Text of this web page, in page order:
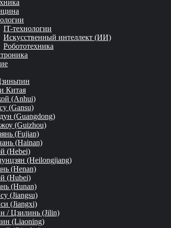
IT-технологии
Искусственный интеллект (ИИ)
Робототехника
Китая
(Anhui)
(Gansu)
(Guangdong)
(Guizhou)
(Fujian)
(Hainan)
(Hebei)
(Heilongjiang)
(Henan)
(Hubei)
(Hunan)
(Jiangsu)
(Jiangxi)
/ Цзилинь (Jilin)
(Liaoning)